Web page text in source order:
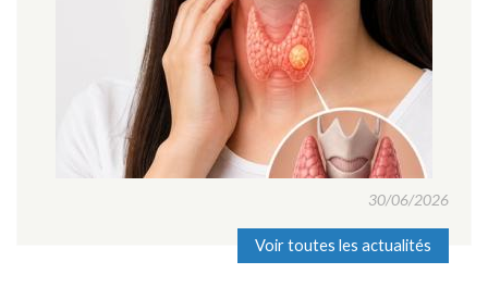
30/06/2026
Voir toutes les actualités